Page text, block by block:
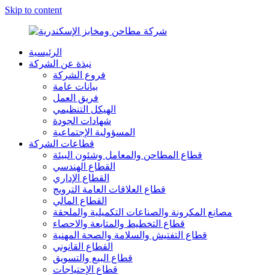
Skip to content
شركة
الإسكندرية
الرئيسية
نبذة عن الشركة
فروع الشركة
بيانات عامة
فريق العمل
الهيكل التنظيمي
شهادات الجودة
المسؤولية الإجتماعية
قطاعات الشركة
قطاع المطاحن والمعامل وشئون البيئة
القطاع الهندسي
القطاع الإداري
قطاع العلاقات العامة الترويج
القطاع المالي
مصانع المكرونة والصناعات التكميلية والملحقة
قطاع التخطيط والمتابعة والاحصاء
قطاع التفتيش والسلامة والصحة المهنية
القطاع القانوني
قطاع البيع والتسويق
قطاع الإحتياجات